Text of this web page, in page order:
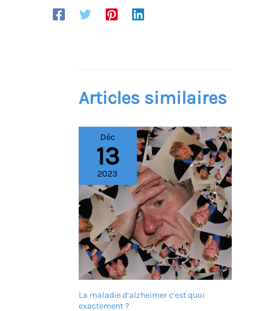
Articles similaires
Déc
13
2023
La maladie d’alzheimer c’est quoi
exactement ?